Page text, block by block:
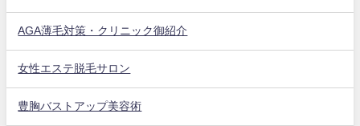
AGA薄毛対策・クリニック御紹介
女性エステ脱毛サロン
豊胸バストアップ美容術